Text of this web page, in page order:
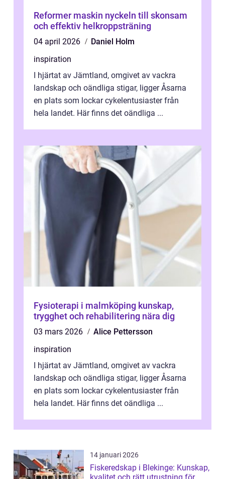
Reformer maskin nyckeln till skonsam
och effektiv helkroppsträning
04 april 2026
Daniel Holm
inspiration
I hjärtat av Jämtland, omgivet av vackra
landskap och oändliga stigar, ligger Åsarna
en plats som lockar cykelentusiaster från
hela landet. Här finns det oändliga ...
Fysioterapi i malmköping kunskap,
trygghet och rehabilitering nära dig
03 mars 2026
Alice Pettersson
inspiration
I hjärtat av Jämtland, omgivet av vackra
landskap och oändliga stigar, ligger Åsarna
en plats som lockar cykelentusiaster från
hela landet. Här finns det oändliga ...
14 januari 2026
Fiskeredskap i Blekinge: Kunskap,